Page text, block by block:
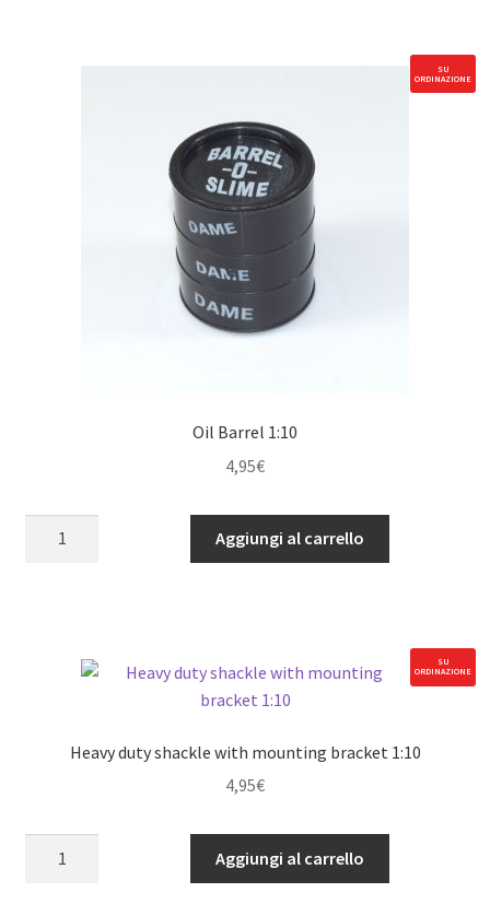
SU
ORDINAZIONE
Oil Barrel 1:10
4,95€
Aggiungi al carrello
SU
ORDINAZIONE
Heavy duty shackle with mounting bracket 1:10
4,95€
Aggiungi al carrello